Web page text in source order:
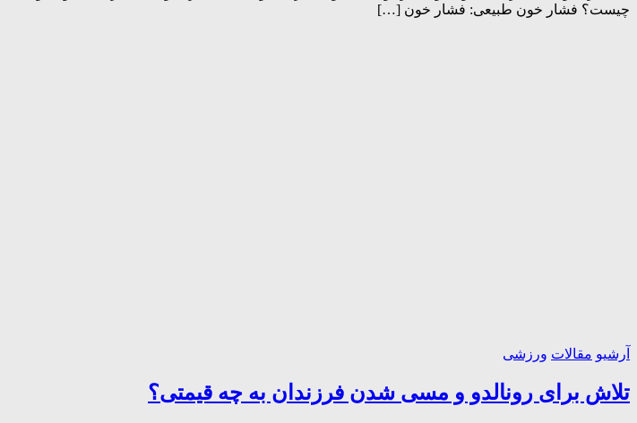
چیست؟ فشار خون طبیعی: فشار خون […]
آرشیو مقالات ورزشی
تلاش برای رونالدو و مسی شدن فرزندان به چه قیمتی؟